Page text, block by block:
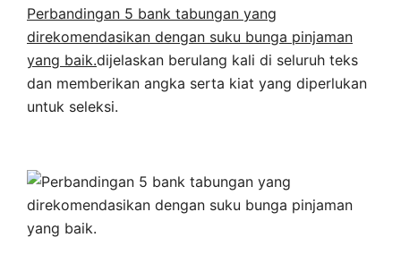
Perbandingan 5 bank tabungan yang
direkomendasikan dengan suku bunga pinjaman
yang baik.dijelaskan berulang kali di seluruh teks
dan memberikan angka serta kiat yang diperlukan
untuk seleksi.